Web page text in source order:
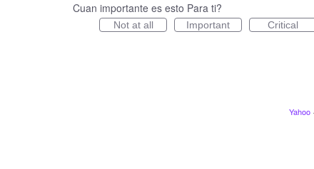
Cuan importante es esto Para ti?
Not at all Important Critical
Yahoo ·